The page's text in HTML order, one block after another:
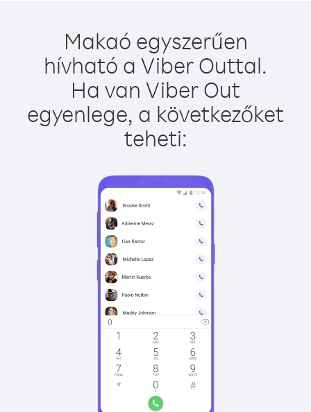
Makaó egyszerűen
hívható a Viber Outtal.
Ha van Viber Out
egyenlege, a következőket
teheti: